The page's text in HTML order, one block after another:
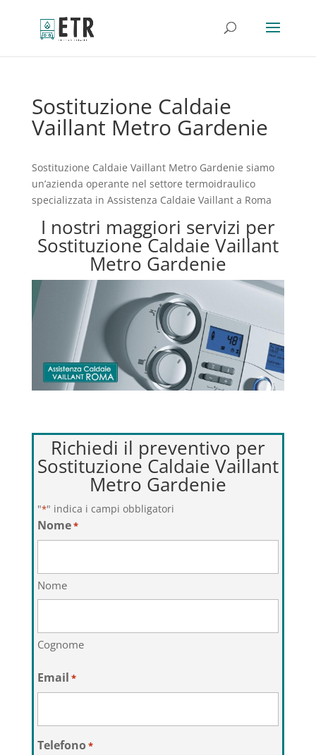
Sostituzione Caldaie
Vaillant Metro Gardenie
Sostituzione Caldaie Vaillant Metro Gardenie siamo
un’azienda operante nel settore termoidraulico
specializzata in Assistenza Caldaie Vaillant a Roma
I nostri maggiori servizi per
Sostituzione Caldaie Vaillant
Metro Gardenie
Richiedi il preventivo per
Sostituzione Caldaie Vaillant
Metro Gardenie
"*" indica i campi obbligatori
Nome*
Nome
Cognome
Email *
Telefono*